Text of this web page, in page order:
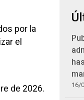
por la
el
de 2026.
16/